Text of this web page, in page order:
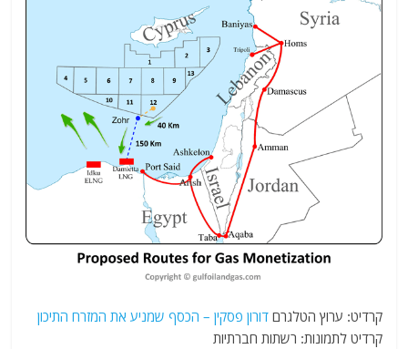
קרדיט: ערוץ הטלגרםדורון פסקין – הכסף שמניע את המזרח התיכון
קרדיט לתמונות: רשתות חברתיות